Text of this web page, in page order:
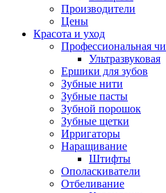
Производители
Цены
Красота и уход
Профессиональная
Ультразвуковая
Ершики для зубов
Зубные нити
Зубные пасты
Зубной порошок
Зубные щетки
Ирригаторы
Наращивание
Штифты
Ополаскиватели
Отбеливание